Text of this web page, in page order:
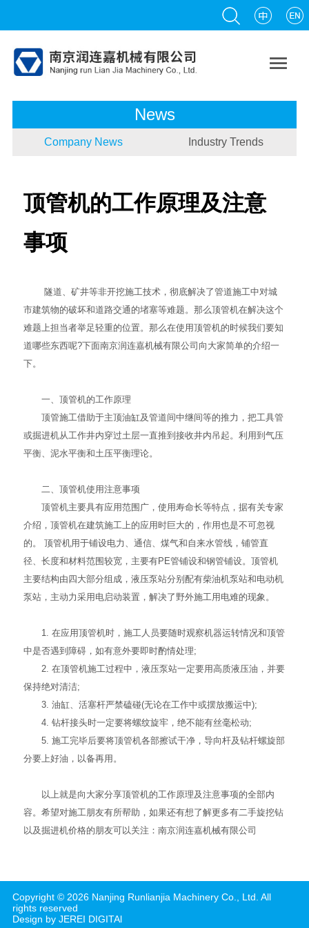

News
Company News Industry Trends
顶管机的工作原理及注意
事项
隧道、矿井等非开挖施工技术，彻底解决了管道施工中对城
市建筑物的破坏和道路交通的堵塞等难题。那么顶管机在解决这个
难题上担当者举足轻重的位置。那么在使用顶管机的时候我们要知
道哪些东西呢?下面南京润连嘉机械有限公司向大家简单的介绍一
下。
一、顶管机的工作原理
顶管施工借助于主顶油缸及管道间中继间等的推力，把工具管
或掘进机从工作井内穿过土层一直推到接收井内吊起。利用到气压
平衡、泥水平衡和土压平衡理论。
二、顶管机使用注意事项
顶管机主要具有应用范围广，使用寿命长等特点，据有关专家
介绍，顶管机在建筑施工上的应用时巨大的，作用也是不可忽视
的。 顶管机用于铺设电力、通信、煤气和自来水管线，铺管直
径、长度和材料范围较宽，主要有PE管铺设和钢管铺设。顶管机
主要结构由四大部分组成，液压泵站分别配有柴油机泵站和电动机
泵站，主动力采用电启动装置，解决了野外施工用电难的现象。
1. 在应用顶管机时，施工人员要随时观察机器运转情况和顶管
中是否遇到障碍，如有意外要即时酌情处理;
2. 在顶管机施工过程中，液压泵站一定要用高质液压油，并要
保持绝对清洁;
3. 油缸、活塞杆严禁磕碰(无论在工作中或摆放搬运中);
4. 钻杆接头时一定要将螺纹旋牢，绝不能有丝毫松动;
5. 施工完毕后要将顶管机各部擦试干净，导向杆及钻杆螺旋部
分要上好油，以备再用。
以上就是向大家分享顶管机的工作原理及注意事项的全部内
容。希望对施工朋友有所帮助，如果还有想了解更多有二手旋挖钻
以及掘进机价格的朋友可以关注：南京润连嘉机械有限公司
Copyright © 2026 Nanjing Runlianjia Machinery Co., Ltd. All
rights reserved
Design by JEREI DIGITAl